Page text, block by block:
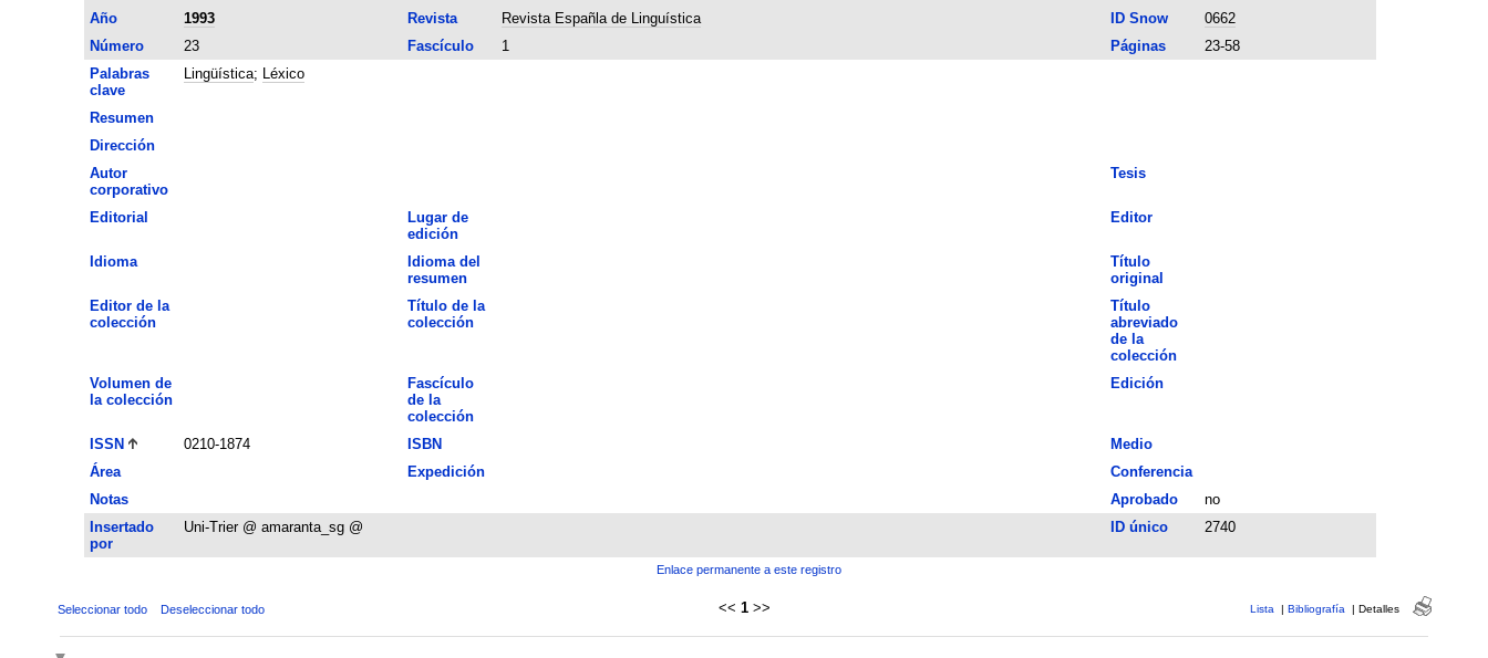
Año
1993 Revista Revista Españla de Linguística ID Snow
0662
Número
23 Fascículo 1 Páginas
23-58
Palabras
clave
Lingüística; Léxico
Resumen
Dirección
Autor
corporativo
Tesis
Editorial
Lugar de
edición
Editor
Idioma
Idioma del
resumen
Título
original
Editor de la
colección
Título de la
colección
Título
abreviado
de la
colección
Volumen de
la colección
Fascículo
de la
colección
Edición
ISSN 0210-1874 ISBN
Medio
Área
Expedición
Conferencia
Notas
Aprobado
no
Insertado
por
Uni-Trier @ amaranta_sg @ ID único 2740
Enlace permanente a este registro
Seleccionar todo Deseleccionar todo << 1 >> Lista | Bibliografía | Detalles